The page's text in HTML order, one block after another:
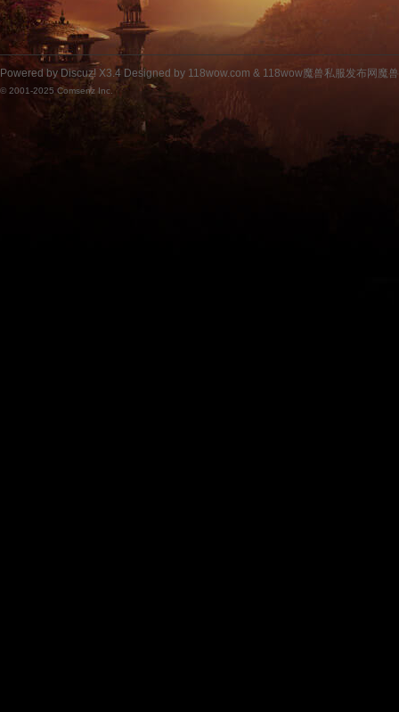
Powered by Discuz! X3.4 Designed by 118wow.com & 118wow魔兽私服发布网魔
© 2001-2025 Comsenz Inc.